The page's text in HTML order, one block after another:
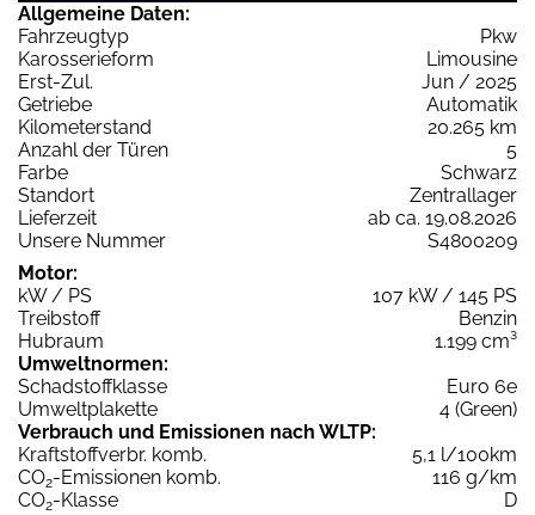
Allgemeine Daten:
Fahrzeugtyp
Pkw
Karosserieform
Limousine
Erst-Zul.
Jun / 2025
Getriebe
Automatik
Kilometerstand
20.265 km
Anzahl der Türen
5
Farbe
Schwarz
Standort
Zentrallager
Lieferzeit
ab ca. 19.08.2026
Unsere Nummer
S4800209
Motor:
kW / PS
107 kW / 145 PS
Treibstoff
Benzin
Hubraum
1.199 cm³
Umweltnormen:
Schadstoffklasse
Euro 6e
Umweltplakette
4 (Green)
Verbrauch und Emissionen nach WLTP:
Kraftstoffverbr. komb.
5,1 l/100km
CO2-Emissionen komb.
116 g/km
CO2-Klasse
D